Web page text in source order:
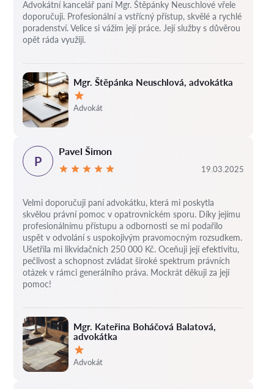
Mgr. Štěpánka Neuschlová, advokátka
Hodnocení:
Advokát
Advokátní kancelář paní Mgr. Štěpánky Neuschlové vřele
doporučuji. Profesionální a vstřícný přístup, skvělé a rychlé
poradenství. Velice si vážím její práce. Její služby s důvěrou
opět ráda využiji.
Mgr. Kateřina Boháčová Balatová,
advokátka
Hodnocení:
Advokát
P
Pavel Šimon
19.03.2025
Velmi doporučuji paní advokátku, která mi poskytla
skvělou právní pomoc v opatrovnickém sporu. Díky jejímu
profesionálnímu přístupu a odbornosti se mi podařilo
uspět v odvolání s uspokojivým pravomocným rozsudkem.
Ušetřila mi likvidačních 250 000 Kč. Oceňuji její efektivitu,
pečlivost a schopnost zvládat široké spektrum právních
otázek v rámci generálního práva. Mockrát děkuji za její
pomoc!